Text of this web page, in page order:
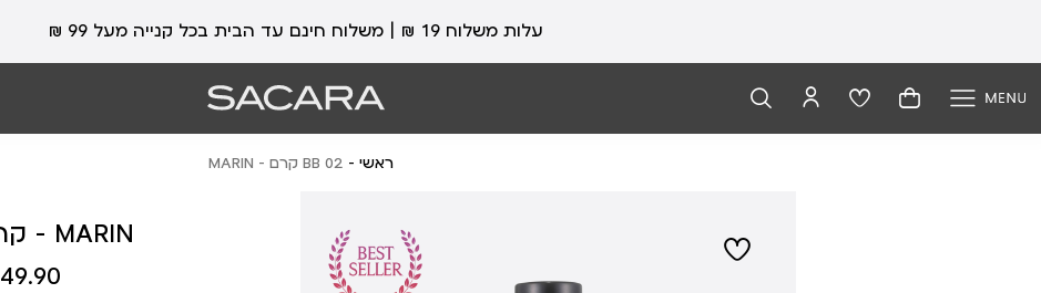
עלות משלוח 19 ₪ | משלוח חינם עד הבית בכל קנייה מעל 99 ₪
ראשי 02 BB קרם - MARIN
02 BB קרם - MARIN
מחיר
49.90 ₪